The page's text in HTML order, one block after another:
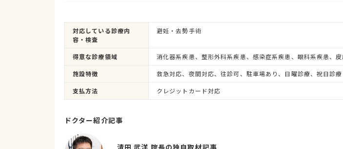
対応している診療内
容・検査
避妊・去勢手術
得意な診療領域
施設特徴 救急対応、夜間対応、往診可、駐車場あり、日曜診療、祝日診療
支払方法 クレジットカード対応
ドクター紹介記事
清田 武洋 院長の独自取材記事